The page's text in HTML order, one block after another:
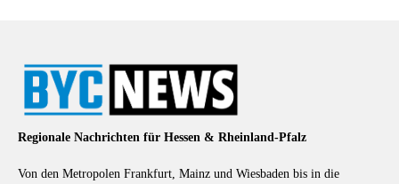
Regionale Nachrichten für Hessen & Rheinland-Pfalz
Von den Metropolen Frankfurt, Mainz und Wiesbaden bis in die